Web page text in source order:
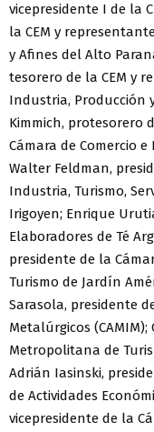
vicepresidente I de la
la CEM y
y Afines del Alto
tesorero de la CEM y
Industria, Producción y
Kimmich, protesorero
Cámara de Comercio
Walter Feldman,
Industria, Turismo,
Irigoyen; Enrique
Elaboradores de Té
presidente de la
Turismo de Jardín
Sarasola, presidente
Metalúrgicos
Metropolitana de
Adrián Iasinski,
de Actividades
vicepresidente de la